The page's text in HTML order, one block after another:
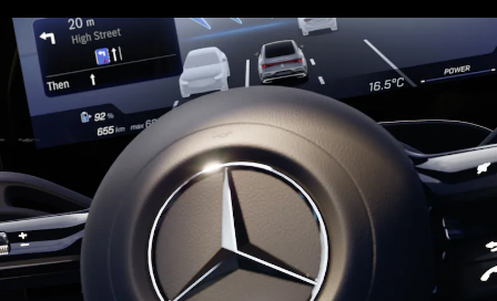
權經銷商
掀背車 / 轎旅車
瞭解所有相